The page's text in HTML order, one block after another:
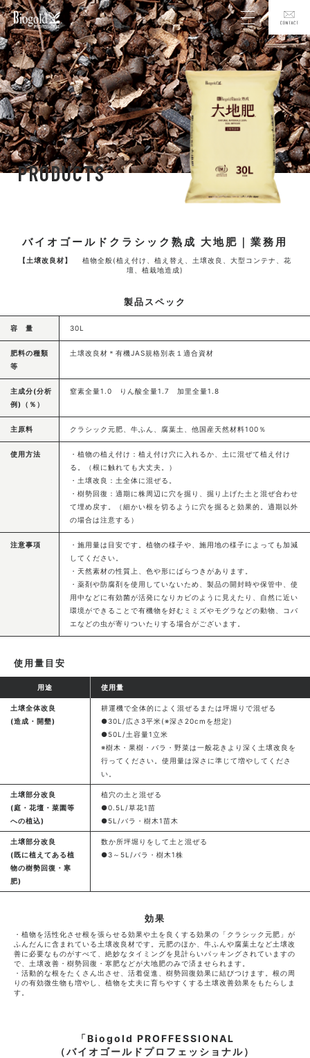
PRODUCTS
バイオゴールドクラシック熟成 大地肥｜業務用
【土壌改良材】
植物全般(植え付け、植え替え、土壌改良、大型コンテナ、花
壇、植栽地造成)
製品スペック
容 量 30L
肥料の種類
等
土壌改良材＊有機JAS規格別表１適合資材
主成分(分析
例)（％）
窒素全量1.0 りん酸全量1.7 加里全量1.8
主原料 クラシック元肥、牛ふん、腐葉土、他国産天然材料100％
使用方法
・植物の植え付け：植え付け穴に入れるか、土に混ぜて植え付け
る。（根に触れても大丈夫。）
・土壌改良：土全体に混ぜる。
・樹勢回復：適期に株周辺に穴を掘り、掘り上げた土と混ぜ合わせ
て埋め戻す。（細かい根を切るように穴を掘ると効果的。適期以外
の場合は注意する）
注意事項
・施用量は目安です。植物の様子や、施用地の様子によっても加減
してください。
・天然素材の性質上、色や形にばらつきがあります。
・薬剤や防腐剤を使用していないため、製品の開封時や保管中、使
用中などに有効菌が活発になりカビのように見えたり、自然に近い
環境ができることで有機物を好むミミズやモグラなどの動物、コバ
エなどの虫が寄りついたりする場合がございます。
使用量目安
用途 使用量
土壌全体改良
(造成・開墾)
耕運機で全体的によく混ぜるまたは坪堀りで混ぜる
●30L/広さ3平米(※深さ20cmを想定)
●50L/土容量1立米
※樹木・果樹・バラ・野菜は一般花きより深く土壌改良を
行ってください。使用量は深さに準じて増やしてくださ
い。
土壌部分改良
(庭・花壇・菜園等
への植込)
植穴の土と混ぜる
●0.5L/草花1苗
●5L/バラ・樹木1苗木
土壌部分改良
(既に植えてある植
物の樹勢回復・寒
肥)
数か所坪堀りをして土と混ぜる
●3～5L/バラ・樹木1株
効果
・植物を活性化させ根を張らせる効果や土を良くする効果の「クラシック元肥」が
ふんだんに含まれている土壌改良材です。元肥のほか、牛ふんや腐葉土など土壌改
善に必要なものがすべて、絶妙なタイミングを見計らいパッキングされていますの
で、土壌改善・樹勢回復・寒肥などが大地肥のみで済ませられます。
・活動的な根をたくさん出させ、活着促進、樹勢回復効果に結びつけます。根の周
りの有効微生物も増やし、植物を丈夫に育ちやすくする土壌改善効果をもたらしま
す。
「Biogold PROFFESSIONAL
（バイオゴールドプロフェッショナル）